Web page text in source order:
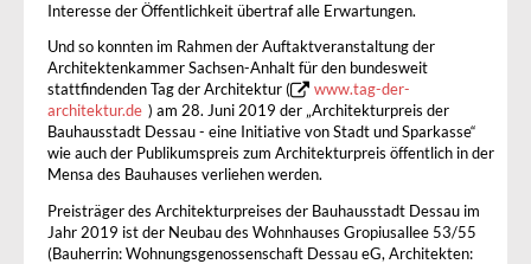
Interesse der Öffentlichkeit übertraf alle Erwartungen.
Und so konnten im Rahmen der Auftaktveranstaltung der
Architektenkammer Sachsen-Anhalt für den bundesweit
stattfindenden Tag der Architektur (
www.tag-der-
architektur.de ) am 28. Juni 2019 der „Architekturpreis der
Bauhausstadt Dessau - eine Initiative von Stadt und Sparkasse“
wie auch der Publikumspreis zum Architekturpreis öffentlich in der
Mensa des Bauhauses verliehen werden.
Preisträger des Architekturpreises der Bauhausstadt Dessau im
Jahr 2019 ist der Neubau des Wohnhauses Gropiusallee 53/55
(Bauherrin: Wohnungsgenossenschaft Dessau eG, Architekten: